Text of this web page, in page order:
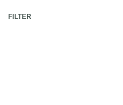
FILTER